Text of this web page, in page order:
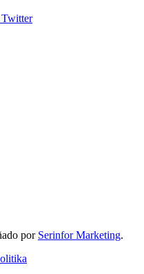
Twitter
por Serinfor Marketing.